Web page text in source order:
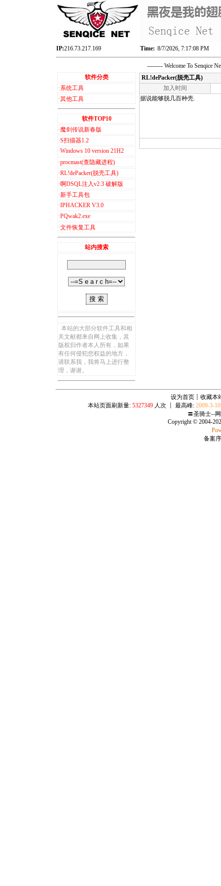
IP:216.73.217.169 Time: 8/7/2026, 7:17:08 PM
-------- Welcome To Senqice
软件分类
·系统工具
·其他工具
软件TOP10
·魔剑传说新春版
·S扫描器1.2
·Windows 10 version 21H2
·procmast(查隐藏进程)
·RL!dePacker(脱壳工具)
·啊DSQL注入v2.3 破解版
·新手工具包
·IPHACKER V3.0
·PQwak2.exe
·文件恢复工具
站内搜索
本站的大部分软件工具和相
关文献都来自网上收集，其
版权归作者本人所有，如果
有任何侵犯您权益的地方，
请联系我，我将马上进行整
理，谢谢。
RL!dePacker(脱壳工具)
加入时间
据说能够脱几百种壳.
设为首页 ┋ 收藏本
本站页面刷新量: 5327349 人次 ┋ 最高峰: 2009-3-
〓圣骑士--
Copyright © 2004-
备案